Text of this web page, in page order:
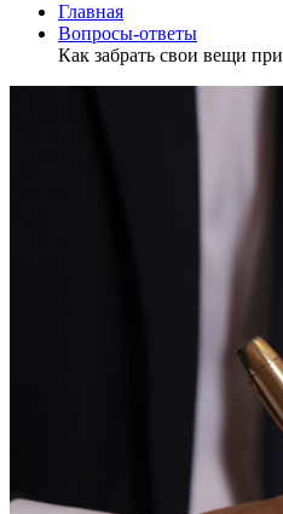
Главная
Вопросы-ответы
Как забрать свои вещи